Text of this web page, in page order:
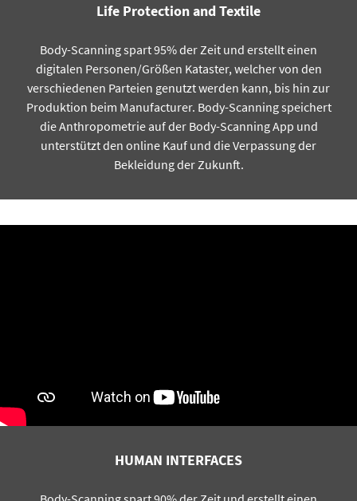
Life Protection and Textile
Body-Scanning spart 95% der Zeit und erstellt einen
digitalen Personen/Größen Kataster, welcher von den
verschiedenen Parteien genutzt werden kann, bis hin zur
Produktion beim Manufacturer. Body-Scanning speichert
die Anthropometrie auf der Body-Scanning App und
unterstützt den online Kauf und die Verpassung der
Bekleidung der Zukunft.
HUMAN INTERFACES